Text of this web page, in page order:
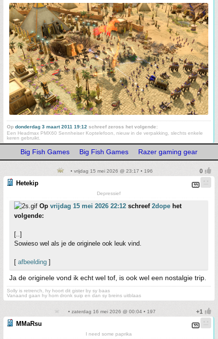
Op donderdag 3 maart 2011 19:12 schreef zeross het volgende:
Een Headmax PMX60 Sennheiser Koptelefoon, nieuw in de verpakking, slechts enkele
keren gebruikt.
Big Fish Games Big Fish Games Razer gaming gear
• vrijdag 15 mei 2026 @ 23:17 • 196
Hetekip
Depressief
Op vrijdag 15 mei 2026 22:12 schreef 2dope het
volgende:
[..]
Sowieso wel als je de originele ook leuk vind.
[ afbeelding ]
Ja de originele vond ik echt wel tof, is ook wel een nostalgie trip.
Solly is retrench, hy hoort dit gister by sy baas
Vanaand gaan hy hom dronk suip en dan sy breins uitblaas
• zaterdag 16 mei 2026 @ 00:04 • 197
MMaRsu
I need some paprika